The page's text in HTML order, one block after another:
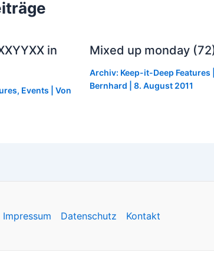
in
, Events | Von
Mixed up monday
Archiv: Keep-it-Deep Features
Bernhard
8. August 2011
Impressum Datenschutz Kontakt